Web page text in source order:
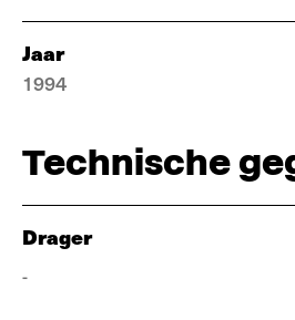
Jaar
1994
Technische
Drager
-